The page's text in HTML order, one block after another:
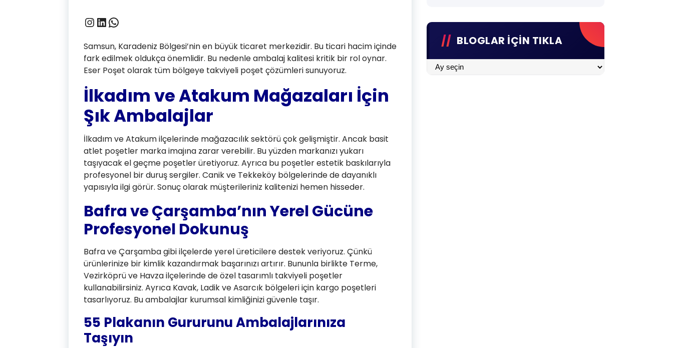
Instagram
LinkedIn
WhatsApp
Samsun, Karadeniz Bölgesi’nin en büyük ticaret merkezidir. Bu ticari hacim içinde
fark edilmek oldukça önemlidir. Bu nedenle ambalaj kalitesi kritik bir rol oynar.
Eser Poşet olarak tüm bölgeye takviyeli poşet çözümleri sunuyoruz.
İlkadım ve Atakum Mağazaları İçin
Şık Ambalajlar
İlkadım ve Atakum ilçelerinde mağazacılık sektörü çok gelişmiştir. Ancak basit
atlet poşetler marka imajına zarar verebilir. Bu yüzden markanızı yukarı
taşıyacak el geçme poşetler üretiyoruz. Ayrıca bu poşetler estetik baskılarıyla
profesyonel bir duruş sergiler. Canik ve Tekkeköy bölgelerinde de dayanıklı
yapısıyla ilgi görür. Sonuç olarak müşterileriniz kalitenizi hemen hisseder.
Bafra ve Çarşamba’nın Yerel Gücüne
Profesyonel Dokunuş
Bafra ve Çarşamba gibi ilçelerde yerel üreticilere destek veriyoruz. Çünkü
ürünlerinize bir kimlik kazandırmak başarınızı artırır. Bununla birlikte Terme,
Vezirköprü ve Havza ilçelerinde de özel tasarımlı takviyeli poşetler
kullanabilirsiniz. Ayrıca Kavak, Ladik ve Asarcık bölgeleri için kargo poşetleri
tasarlıyoruz. Bu ambalajlar kurumsal kimliğinizi güvenle taşır.
55 Plakanın Gururunu Ambalajlarınıza
Taşıyın
BLOGLAR İÇİN TIKLA
BLOGLAR